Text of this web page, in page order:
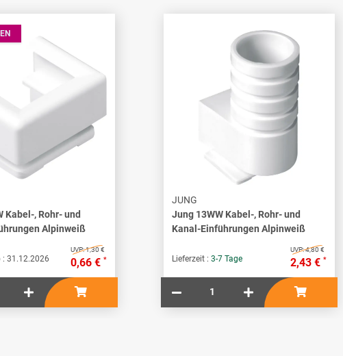
Kabel-, Rohr- und
Alpinweiß
: 31.12.2026
UVP:1,30 €
0,66 € *
JUNG
Jung 13WW Kabel-, Rohr- und
Kanal-Einführungen Alpinweiß
Lieferzeit : 3-7 Tage
UVP:4,80 €
2,43 € *